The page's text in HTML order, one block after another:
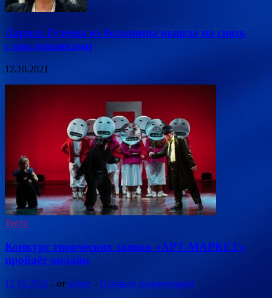
Лариса Гузеева из больницы вышла на связь
с поклонниками
12.10.2021
Театр
Конкурс творческих заявок «АРТ-МАРКЕТ»
пройдёт онлайн
12.10.2021 - от admin - Оставьте комментарий